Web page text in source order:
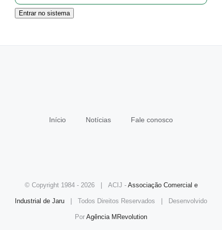
Entrar no sistema
Início Notícias Fale conosco
© Copyright 1984 - 2026 | ACIJ - Associação Comercial e
Industrial de Jaru | Todos Direitos Reservados | Desenvolvido
Por Agência MRevolution